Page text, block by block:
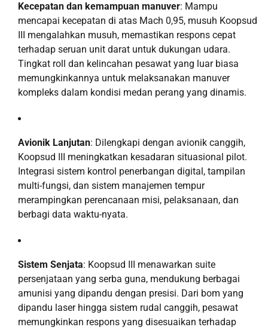
Kecepatan dan kemampuan manuver: Mampu
mencapai kecepatan di atas Mach 0,95, musuh Koopsud
III mengalahkan musuh, memastikan respons cepat
terhadap seruan unit darat untuk dukungan udara.
Tingkat roll dan kelincahan pesawat yang luar biasa
memungkinkannya untuk melaksanakan manuver
kompleks dalam kondisi medan perang yang dinamis.
Avionik Lanjutan: Dilengkapi dengan avionik canggih,
Koopsud III meningkatkan kesadaran situasional pilot.
Integrasi sistem kontrol penerbangan digital, tampilan
multi-fungsi, dan sistem manajemen tempur
merampingkan perencanaan misi, pelaksanaan, dan
berbagi data waktu-nyata.
Sistem Senjata: Koopsud III menawarkan suite
persenjataan yang serba guna, mendukung berbagai
amunisi yang dipandu dengan presisi. Dari bom yang
dipandu laser hingga sistem rudal canggih, pesawat
memungkinkan respons yang disesuaikan terhadap